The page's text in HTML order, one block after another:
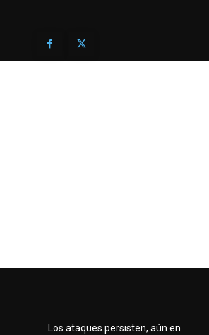
Los ataques persisten, aún en